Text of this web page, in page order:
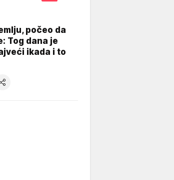
počeo da
Tog dana je
ikada i to